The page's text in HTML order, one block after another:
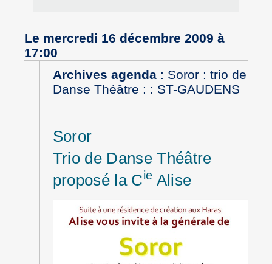
Le mercredi 16 décembre 2009 à
17:00
Archives agenda: Soror : trio de
Danse Théâtre : : ST-GAUDENS
Soror
Trio de Danse Théâtre
proposé la Cie Alise